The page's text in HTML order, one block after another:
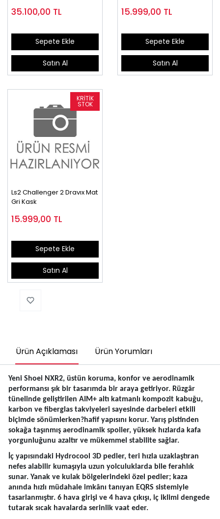
35.100,00 TL
Sepete Ekle
Satın Al
15.999,00 TL
Sepete Ekle
Satın Al
Ls2 Challenger 2 Dravıx Mat
Gri Kask
15.999,00 TL
Sepete Ekle
Satın Al
Ürün Açıklaması Ürün Yorumları
Yeni Shoei NXR2, üstün koruma, konfor ve aerodinamik
performansı şık bir tasarımda bir araya getiriyor. Rüzgâr
tünelinde geliştirilen AIM+ altı katmanlı kompozit kabuğu,
karbon ve fiberglas takviyeleri sayesinde darbeleri etkili
biçimde sönümlerken?hafif yapısını korur. Yarış pistinden
sokağa taşınmış aerodinamik spoiler, yüksek hızlarda kafa
yorgunluğunu azaltır ve mükemmel stabilite sağlar.
İç yapısındaki Hydrocool 3D pedler, teri hızla uzaklaştıran
nefes alabilir kumaşıyla uzun yolculuklarda bile ferahlık
sunar. Yanak ve kulak bölgelerindeki özel pedler; kaza
anında hızlı müdahale imkânı tanıyan EQRS sistemiyle
tasarlanmıştır. 6 hava girişi ve 4 hava çıkışı, iç iklimi dengede
tutarak sıcak havalarda serinlik vaat eder.